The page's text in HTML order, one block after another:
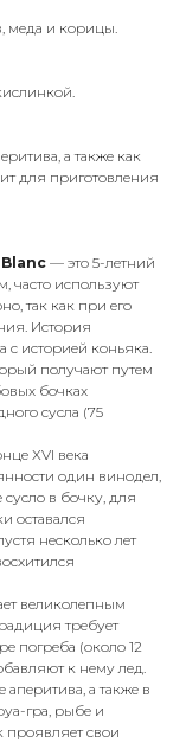
меда и корицы.
а также как
для приготовления
— это 5-летний
часто используют
так как при его
История
с историей коньяка.
получают путем
бочках
сусла (75
XVI века
один винодел,
в бочку, для
оставался
несколько лет
великолепным
требует
погреба (около 12
к нему лед.
аперитива, а также в
гра, рыбе и
проявляет свои